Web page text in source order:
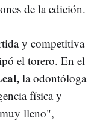
de la edición.
y competitiva
el torero. En el
la odontóloga
física y
lleno",